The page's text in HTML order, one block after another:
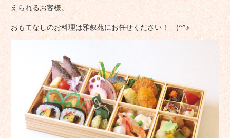
えられるお客様。
おもてなしのお料理は雅叙苑にお任せください！ (^^♪